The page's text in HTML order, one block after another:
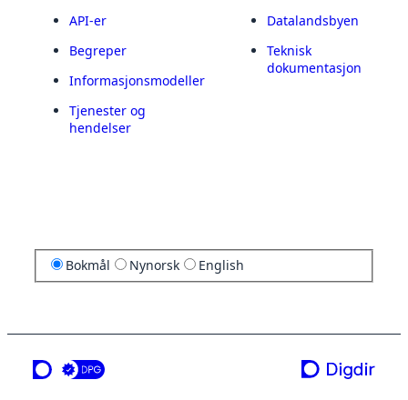
API-er
Begreper
Informasjonsmodeller
Tjenester og
hendelser
Datalandsbyen
Teknisk
dokumentasjon
Bokmål Nynorsk English